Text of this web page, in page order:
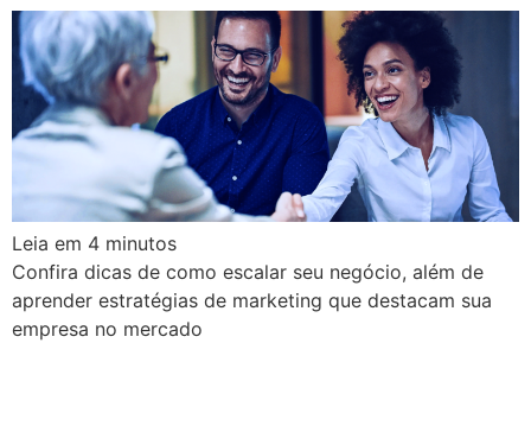
Leia em 4 minutos
Confira dicas de como escalar seu negócio, além de
aprender estratégias de marketing que destacam sua
empresa no mercado